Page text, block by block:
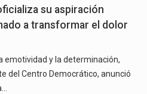
su aspiración
a transformar el dolor
emotividad y la determinación,
del Centro Democrático, anunció